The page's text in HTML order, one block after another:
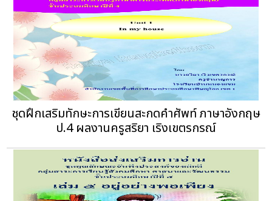
ชุดฝึกเสริมทักษะการเขียนสะกดคำศัพท์ ภาษาอังกฤษ
ป.4 ผลงานครูสริยา เริงเขตรกรณ์